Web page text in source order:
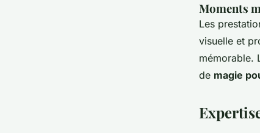
Moments
Les
visuelle et
mémorable.
de magie